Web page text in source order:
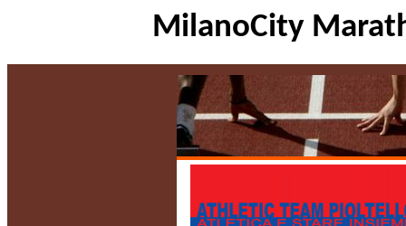
MilanoCity